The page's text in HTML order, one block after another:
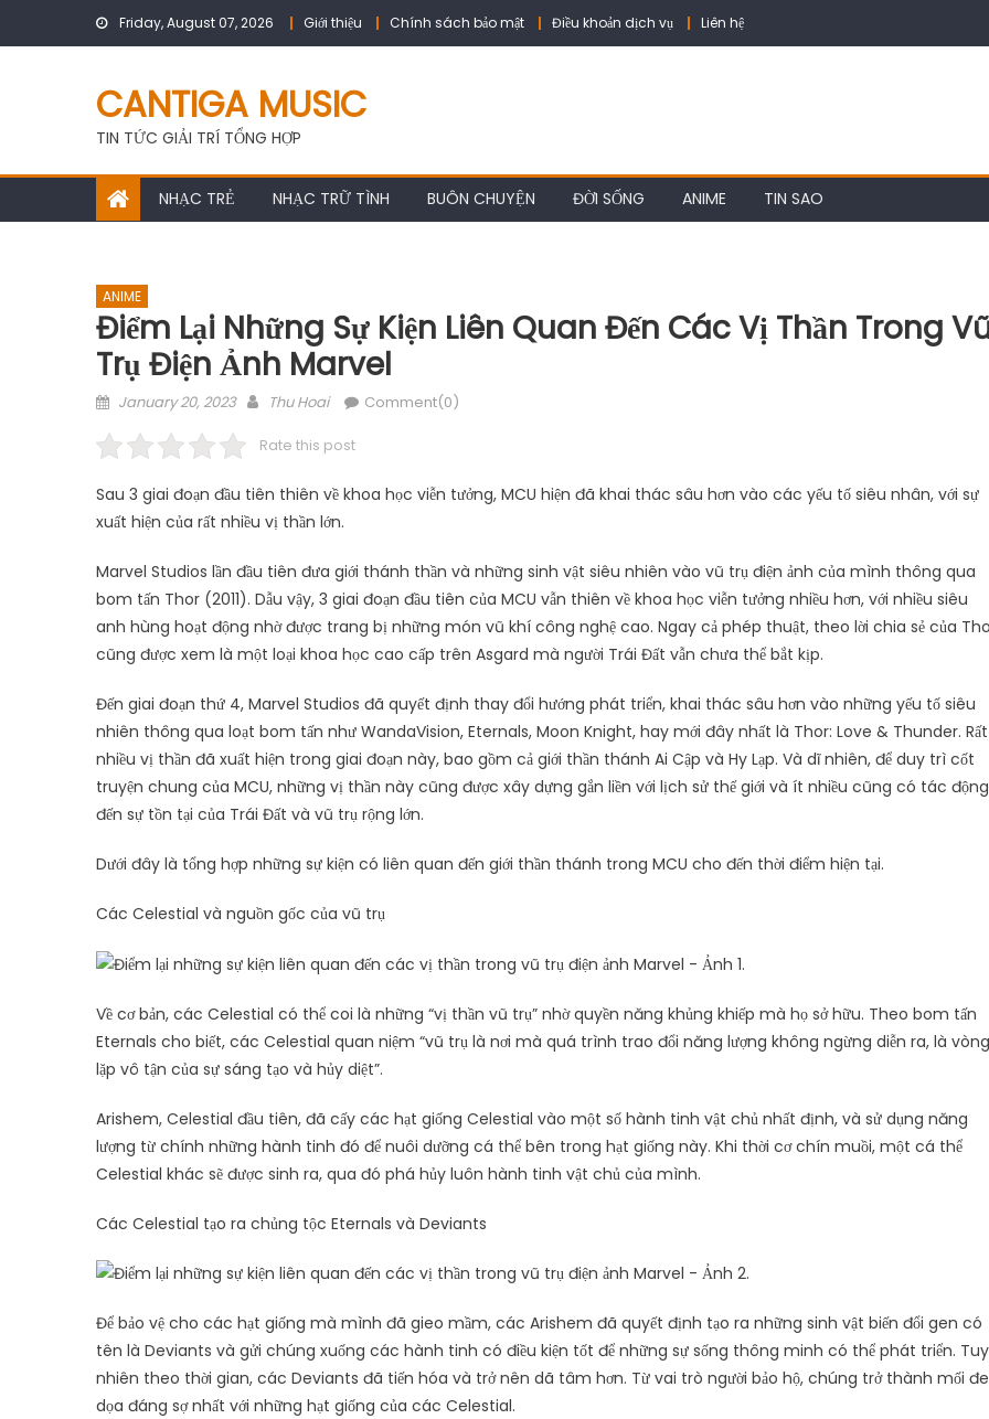
Friday, August 07, 2026 Giới thiệu Chính sách bảo mật Điều khoản dịch vụ Liên hệ
CANTIGA MUSIC
TIN TỨC GIẢI TRÍ TỔNG HỢP
NHẠC TRẺ NHẠC TRỮ TÌNH BUÔN CHUYỆN ĐỜI SỐNG ANIME TIN SAO
ANIME
Điểm Lại Những Sự Kiện Liên Quan Đến Các Vị Thần Trong
Trụ Điện Ảnh Marvel
Posted
January 20, 2023 Author
Thu Hoai Comment(0)
Rate this post
Sau 3 giai đoạn đầu tiên thiên về khoa học viễn tưởng, MCU hiện đã khai thác sâu hơn vào các yếu tố siêu nhân, với sự
xuất hiện của rất nhiều vị thần lớn.
Marvel Studios lần đầu tiên đưa giới thánh thần và những sinh vật siêu nhiên vào vũ trụ điện ảnh của mình thông qua
bom tấn Thor (2011). Dẫu vậy, 3 giai đoạn đầu tiên của MCU vẫn thiên về khoa học viễn tưởng nhiều hơn, với nhiều siêu
anh hùng hoạt động nhờ được trang bị những món vũ khí công nghệ cao. Ngay cả phép thuật, theo lời chia sẻ của
cũng được xem là một loại khoa học cao cấp trên Asgard mà người Trái Đất vẫn chưa thể bắt kịp.
Đến giai đoạn thứ 4, Marvel Studios đã quyết định thay đổi hướng phát triển, khai thác sâu hơn vào những yếu tố siêu
nhiên thông qua loạt bom tấn như WandaVision, Eternals, Moon Knight, hay mới đây nhất là Thor: Love & Thunder. Rất
nhiều vị thần đã xuất hiện trong giai đoạn này, bao gồm cả giới thần thánh Ai Cập và Hy Lạp. Và dĩ nhiên, để duy trì cốt
truyện chung của MCU, những vị thần này cũng được xây dựng gắn liền với lịch sử thế giới và ít nhiều cũng có tác động
đến sự tồn tại của Trái Đất và vũ trụ rộng lớn.
Dưới đây là tổng hợp những sự kiện có liên quan đến giới thần thánh trong MCU cho đến thời điểm hiện tại.
Các Celestial và nguồn gốc của vũ trụ
Về cơ bản, các Celestial có thể coi là những “vị thần vũ trụ” nhờ quyền năng khủng khiếp mà họ sở hữu. Theo bom tấn
Eternals cho biết, các Celestial quan niệm “vũ trụ là nơi mà quá trình trao đổi năng lượng không ngừng diễn ra, là vòng
lặp vô tận của sự sáng tạo và hủy diệt”.
Arishem, Celestial đầu tiên, đã cấy các hạt giống Celestial vào một số hành tinh vật chủ nhất định, và sử dụng năng
lượng từ chính những hành tinh đó để nuôi dưỡng cá thể bên trong hạt giống này. Khi thời cơ chín muồi, một cá thể
Celestial khác sẽ được sinh ra, qua đó phá hủy luôn hành tinh vật chủ của mình.
Các Celestial tạo ra chủng tộc Eternals và Deviants
Để bảo vệ cho các hạt giống mà mình đã gieo mầm, các Arishem đã quyết định tạo ra những sinh vật biến đổi gen có
tên là Deviants và gửi chúng xuống các hành tinh có điều kiện tốt để những sự sống thông minh có thể phát triển. Tuy
nhiên theo thời gian, các Deviants đã tiến hóa và trở nên dã tâm hơn. Từ vai trò người bảo hộ, chúng trở thành mối đe
dọa đáng sợ nhất với những hạt giống của các Celestial.